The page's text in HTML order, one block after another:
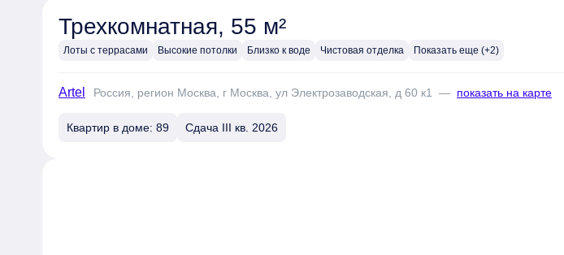
Трехкомнатная, 55 м²
Лоты с террасами Высокие потолки Близко к воде Чистовая отделка Показать еще (+2)
Artel Россия, регион Москва, г Москва, ул Электрозаводская, д 60 к1 — показать на карте
Квартир в доме: 89 Сдача III кв. 2026